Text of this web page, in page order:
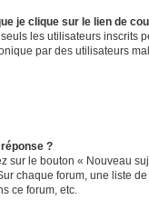
je clique sur le lien de
les utilisateurs
par des utilisateurs
?
sur le bouton « Nouveau
chaque forum, une liste
ce forum, etc.